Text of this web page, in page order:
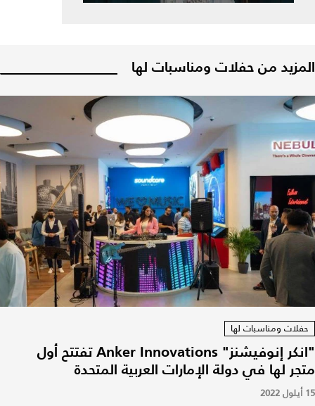
المزيد من حفلات ومناسبات لها
حفلات ومناسبات لها
"انكر إنوفيشنز" Anker Innovations تفتتح أول
متجر لها في دولة الإمارات العربية المتحدة
15 أيلول 2022